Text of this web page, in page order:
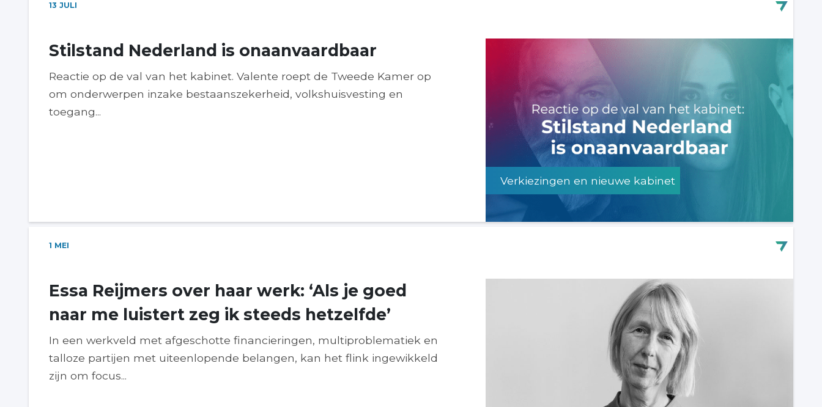
13 JULI
Stilstand Nederland is onaanvaardbaar
Reactie op de val van het kabinet. Valente roept de Tweede Kamer op
om onderwerpen inzake bestaanszekerheid, volkshuisvesting en
toegang...
Verkiezingen en nieuwe kabinet
1 MEI
Essa Reijmers over haar werk: ‘Als je goed
naar me luistert zeg ik steeds hetzelfde’
In een werkveld met afgeschotte financieringen, multiproblematiek en
talloze partijen met uiteenlopende belangen, kan het flink ingewikkeld
zijn om focus...